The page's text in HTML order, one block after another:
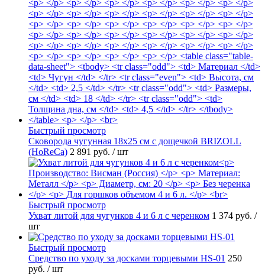
Быстрый просмотр
Сковорода чугунная 18х25 см с дощечкой BRIZOLL
(HoReCa) 2 891 руб. / шт
Быстрый просмотр
Ухват литой для чугунков 4 и 6 л с черенком 1 374 руб. /
шт
Быстрый просмотр
Средство по уходу за досками торцевыми HS-01 250
руб. / шт